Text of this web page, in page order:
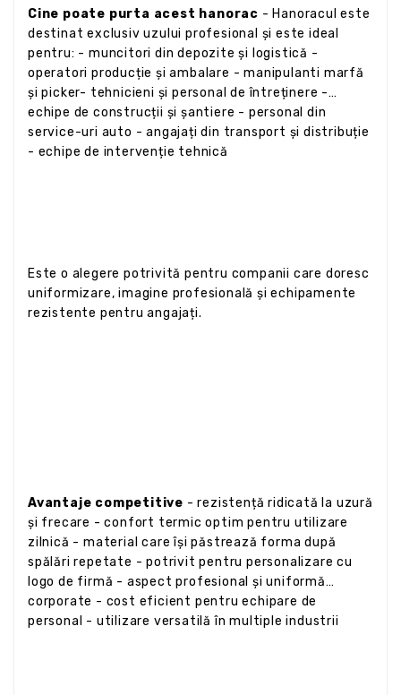
Cine poate purta acest hanorac - Hanoracul este
destinat exclusiv uzului profesional și este ideal
pentru: - muncitori din depozite și logistică -
operatori producție și ambalare - manipulanti marfă
și picker- tehnicieni și personal de întreținere -
echipe de construcții și șantiere - personal din
service-uri auto - angajați din transport și distribuție
- echipe de intervenție tehnică
Este o alegere potrivită pentru companii care doresc
uniformizare, imagine profesională și echipamente
rezistente pentru angajați.
Avantaje competitive - rezistență ridicată la uzură
și frecare - confort termic optim pentru utilizare
zilnică - material care își păstrează forma după
spălări repetate - potrivit pentru personalizare cu
logo de firmă - aspect profesional și uniformă
corporate - cost eficient pentru echipare de
personal - utilizare versatilă în multiple industrii